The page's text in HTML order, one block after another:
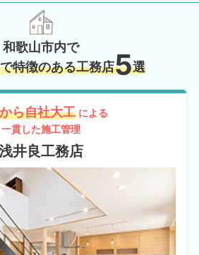
和歌山市内で
特徴のある工務店5選
ら自社大工 による
一貫した施工管理
井良工務店